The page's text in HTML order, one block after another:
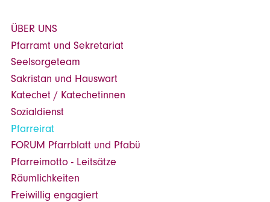
ÜBER UNS
Pfarramt und Sekretariat
Seelsorgeteam
Sakristan und Hauswart
Katechet / Katechetinnen
Sozialdienst
Pfarreirat
FORUM Pfarrblatt und Pfabü
Pfarreimotto - Leitsätze
Räumlichkeiten
Freiwillig engagiert